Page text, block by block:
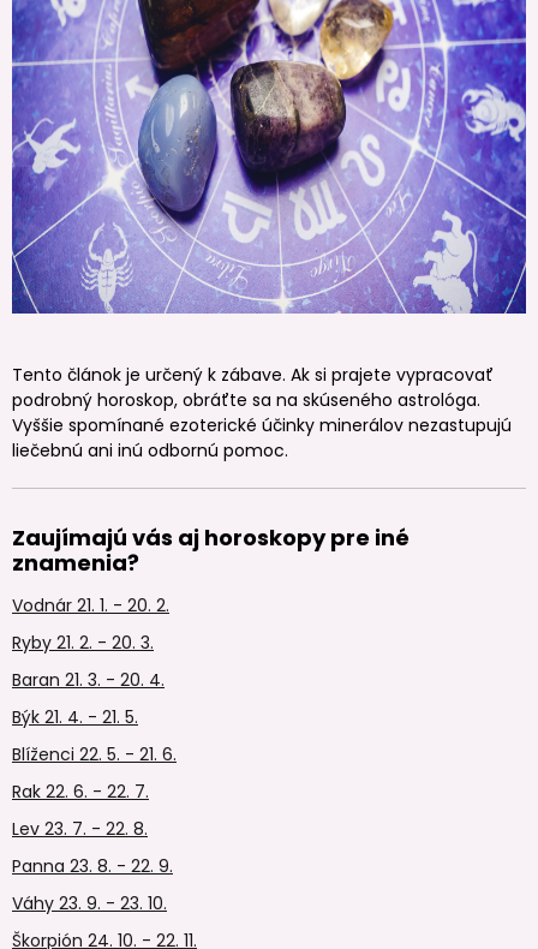
Tento článok je určený k zábave. Ak si prajete vypracovať
podrobný horoskop, obráťte sa na skúseného astrológa.
Vyššie spomínané ezoterické účinky minerálov nezastupujú
liečebnú ani inú odbornú pomoc.
Zaujímajú vás aj horoskopy pre iné
znamenia?
Vodnár 21. 1. - 20. 2.
Ryby 21. 2. - 20. 3.
Baran 21. 3. - 20. 4.
Býk 21. 4. - 21. 5.
Blíženci 22. 5. - 21. 6.
Rak 22. 6. - 22. 7.
Lev 23. 7. - 22. 8.
Panna 23. 8. - 22. 9.
Váhy 23. 9. - 23. 10.
Škorpión 24. 10. - 22. 11.